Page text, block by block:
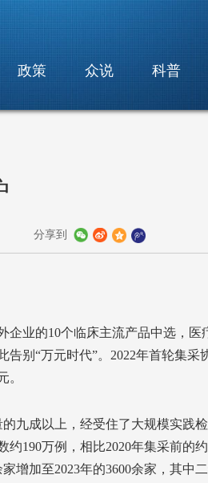
政策 众说 科普
分享到
企业的10个临床主流产品中选，医
别“万元时代”。2022年首轮集采
。
九成以上，经受住了大规模实践检
190万例，相比2020年集采前的约
增加至2023年的3600余家，其中